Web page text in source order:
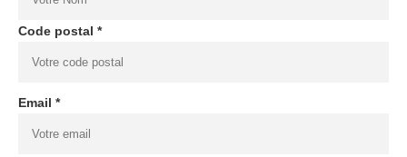
Code postal *
Email *